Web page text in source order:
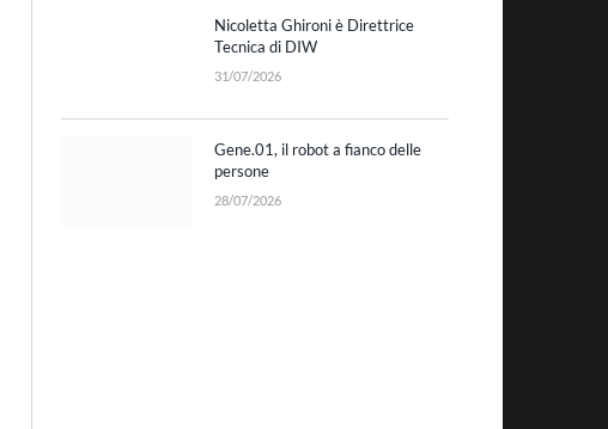
Nicoletta Ghironi è Direttrice
Tecnica di DIW
31/07/2026
Gene.01, il robot a fianco delle
persone
28/07/2026